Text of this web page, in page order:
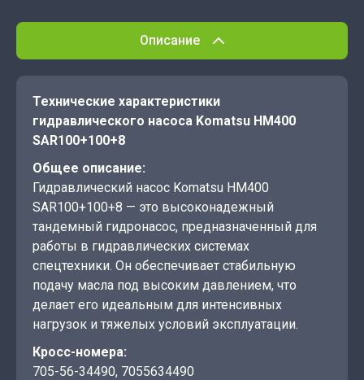
Описание
Технические характеристики
гидравлического насоса Komatsu HM400
SAR100+100+8
Общее описание:
Гидравлический насос Komatsu HM400
SAR100+100+8 — это высоконадежный
тандемный гидронасос, предназначенный для
работы в гидравлических системах
спецтехники. Он обеспечивает стабильную
подачу масла под высоким давлением, что
делает его идеальным для интенсивных
нагрузок и тяжелых условий эксплуатации.
Кросс-номера:
705-56-34490, 7055634490